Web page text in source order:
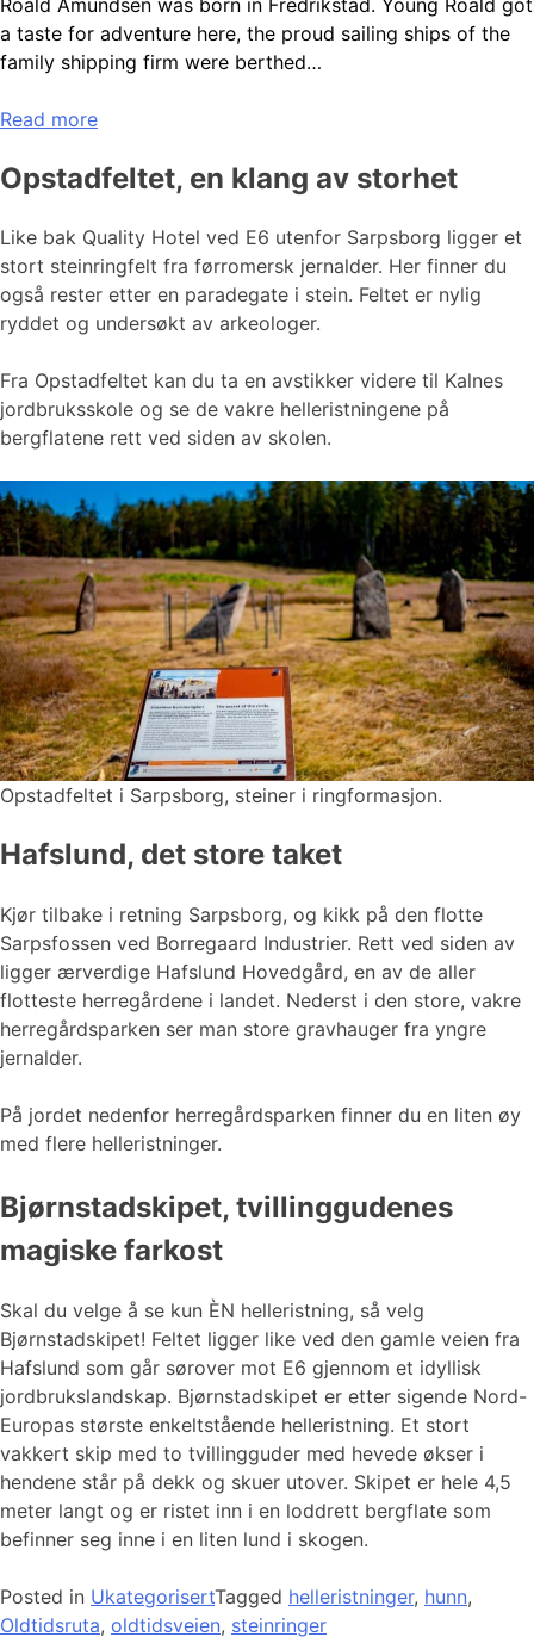
a taste for adventure here, the proud sailing ships of the
family shipping firm were berthed…
Read more
Opstadfeltet, en klang av storhet
Like bak Quality Hotel ved E6 utenfor Sarpsborg ligger et
stort steinringfelt fra førromersk jernalder. Her finner du
også rester etter en paradegate i stein. Feltet er nylig
ryddet og undersøkt av arkeologer.
Fra Opstadfeltet kan du ta en avstikker videre til Kalnes
jordbruksskole og se de vakre helleristningene på
bergflatene rett ved siden av skolen.
Opstadfeltet i Sarpsborg, steiner i ringformasjon.
Hafslund, det store taket
Kjør tilbake i retning Sarpsborg, og kikk på den flotte
Sarpsfossen ved Borregaard Industrier. Rett ved siden av
ligger ærverdige Hafslund Hovedgård, en av de aller
flotteste herregårdene i landet. Nederst i den store, vakre
herregårdsparken ser man store gravhauger fra yngre
jernalder.
På jordet nedenfor herregårdsparken finner du en liten øy
med flere helleristninger.
Bjørnstadskipet, tvillinggudenes
magiske farkost
Skal du velge å se kun ÈN helleristning, så velg
Bjørnstadskipet! Feltet ligger like ved den gamle veien fra
Hafslund som går sørover mot E6 gjennom et idyllisk
jordbrukslandskap. Bjørnstadskipet er etter sigende Nord-
Europas største enkeltstående helleristning. Et stort
vakkert skip med to tvillingguder med hevede økser i
hendene står på dekk og skuer utover. Skipet er hele 4,5
meter langt og er ristet inn i en loddrett bergflate som
befinner seg inne i en liten lund i skogen.
Posted in UkategorisertTagged helleristninger, hunn,
Oldtidsruta, oldtidsveien, steinringer